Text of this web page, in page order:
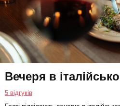
Вечеря в
5 відгуків